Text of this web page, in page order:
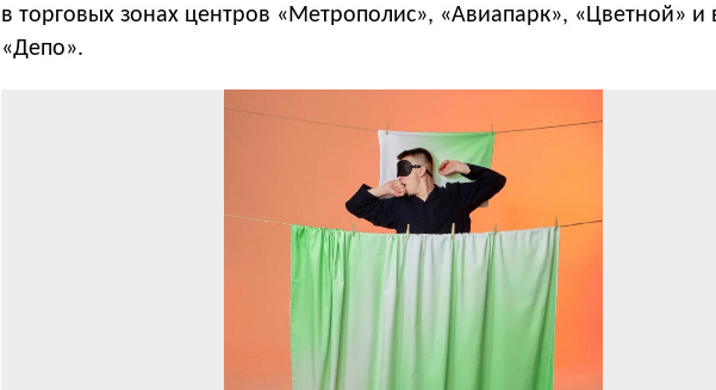
в торговых зонах центров «Метрополис», «Авиапарк», «Цветной» и
«Депо».